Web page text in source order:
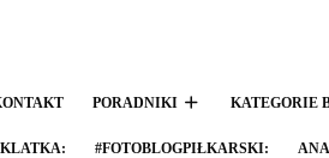
PORADNIKI KATEGORIE
#FOTOBLOGPIŁKARSKI: